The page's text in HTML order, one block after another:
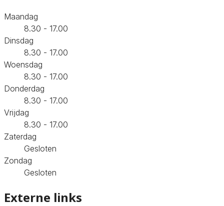
Maandag
8.30 - 17.00
Dinsdag
8.30 - 17.00
Woensdag
8.30 - 17.00
Donderdag
8.30 - 17.00
Vrijdag
8.30 - 17.00
Zaterdag
Gesloten
Zondag
Gesloten
Externe links